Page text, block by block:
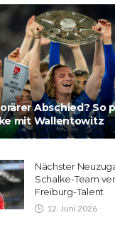
Abschied? So
mit Wallentowitz
Nächster
Schalke-Team
Freiburg-Talent
12. Juni 2026